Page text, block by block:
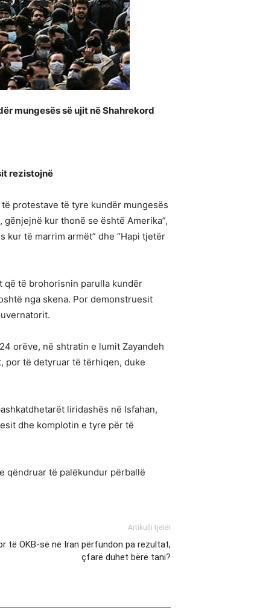
mungesës së ujit në Shahrekord
rezistojnë
protestave të tyre kundër mungesës
kur thonë se është Amerika”,
kur të marrim armët” dhe “Hapi tjetër
që të brohorisnin parulla kundër
nga skena. Por demonstruesit
orëve, në shtratin e lumit Zayandeh
por të detyruar të tërhiqen, duke
liridashës në Isfahan,
dhe komplotin e tyre për të
qëndruar të palëkundur përballë
Artikulli tjetër
të OKB-së në Iran përfundon pa rezultat,
çfarë duhet bërë tani?